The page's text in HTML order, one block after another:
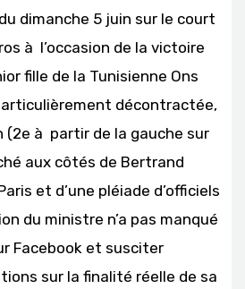
dimanche 5 juin sur le court
à l’occasion de la victoire
fille de la Tunisienne Ons
décontractée,
(2e à partir de la gauche sur
aux côtés de Bertrand
et d’une pléiade d’officiels
du ministre n’a pas manqué
Facebook et susciter
sur la finalité réelle de sa